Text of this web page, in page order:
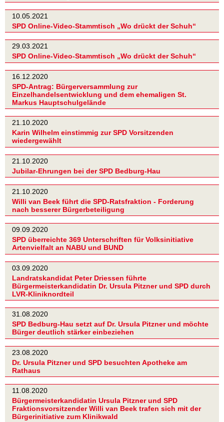
10.05.2021
SPD Online-Video-Stammtisch „Wo drückt der Schuh“
29.03.2021
SPD Online-Video-Stammtisch „Wo drückt der Schuh“
16.12.2020
SPD-Antrag: Bürgerversammlung zur
Einzelhandelsentwicklung und dem ehemaligen St.
Markus Hauptschulgelände
21.10.2020
Karin Wilhelm einstimmig zur SPD Vorsitzenden
wiedergewählt
21.10.2020
Jubilar-Ehrungen bei der SPD Bedburg-Hau
21.10.2020
Willi van Beek führt die SPD-Ratsfraktion - Forderung
nach besserer Bürgerbeteiligung
09.09.2020
SPD überreichte 369 Unterschriften für Volksinitiative
Artenvielfalt an NABU und BUND
03.09.2020
Landratskandidat Peter Driessen führte
Bürgermeisterkandidatin Dr. Ursula Pitzner und SPD durch
LVR-Kliniknordteil
31.08.2020
SPD Bedburg-Hau setzt auf Dr. Ursula Pitzner und möchte
Bürger deutlich stärker einbeziehen
23.08.2020
Dr. Ursula Pitzner und SPD besuchten Apotheke am
Rathaus
11.08.2020
Bürgermeisterkandidatin Ursula Pitzner und SPD
Fraktionsvorsitzender Willi van Beek trafen sich mit der
Bürgerinitiative zum Klinikwald